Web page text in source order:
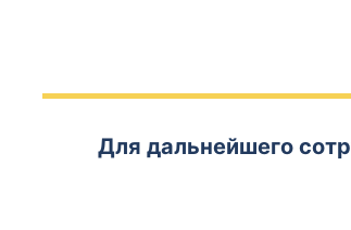
Для дальнейшего